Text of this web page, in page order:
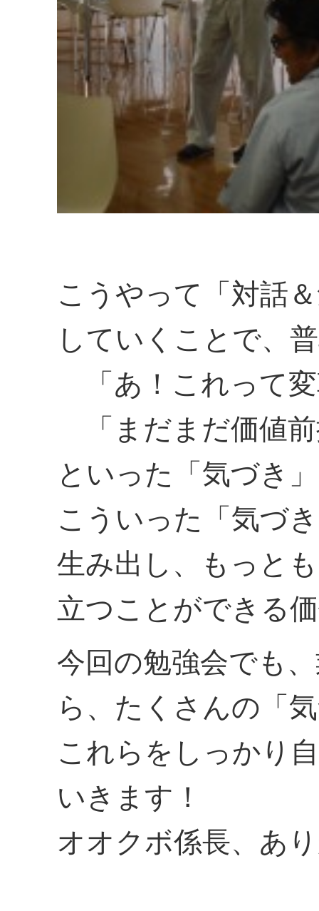
こうやって「対話
していくことで、
「あ！これって
「まだまだ価値
といった「気づき
こういった「気づ
生み出し、もっと
立つことができる
今回の勉強会でも
ら、たくさんの「
これらをしっかり
いきます！
オオクボ係長、あ